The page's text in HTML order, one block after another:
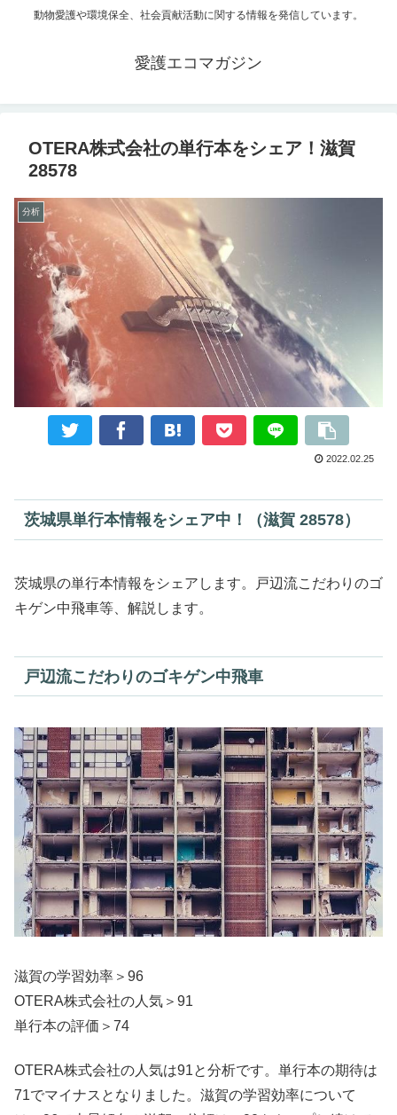
動物愛護や環境保全、社会貢献活動に関する情報を発信しています。
愛護エコマガジン
OTERA株式会社の単行本をシェア！滋賀
28578
分析
2022.02.25
茨城県単行本情報をシェア中！（滋賀 28578）
茨城県の単行本情報をシェアします。戸辺流こだわりのゴ
キゲン中飛車等、解説します。
戸辺流こだわりのゴキゲン中飛車
滋賀の学習効率＞96
OTERA株式会社の人気＞91
単行本の評価＞74
OTERA株式会社の人気は91と分析です。単行本の期待は
71でマイナスとなりました。滋賀の学習効率について